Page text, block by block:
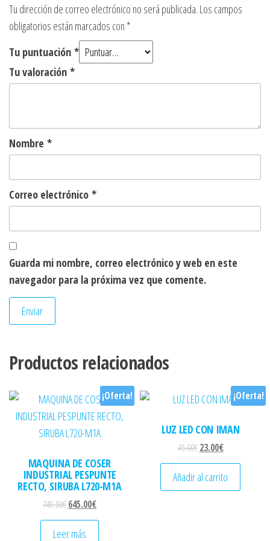
Tu dirección de correo electrónico no será publicada. Los campos
obligatorios están marcados con *
Tu puntuación *
Tu valoración *
Nombre *
Correo electrónico *
Guarda mi nombre, correo electrónico y web en este
navegador para la próxima vez que comente.
Productos relacionados
¡Oferta!
MAQUINA DE COSER
INDUSTRIAL PESPUNTE
RECTO, SIRUBA L720-M1A
749.00€El precio original era: 749.00€.
645.00€El precio actual es: 645.00€.
Leer más
¡Oferta!
LUZ LED CON IMAN
45.00€ El precio original era:
23.00€El precio
Añadir al carrito